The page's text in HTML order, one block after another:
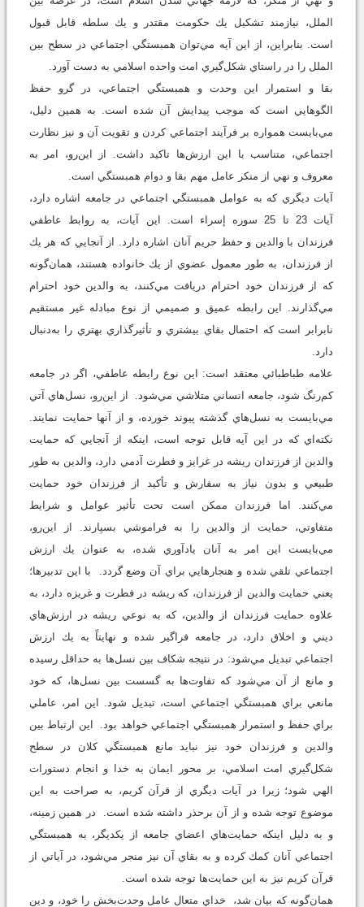
الملل، نيازمند تشكيل يك حكومت مقتدر و يك سلطه قابل قبول
است. بنابراين، از اين آيه مي‌توان همبستگي اجتماعي در سطح بين
الملل را در راستاي شكل‌گيري امت واحده اسلامي به دست آورد.
بقا و استمرار اين وحدت و همبستگي اجتماعي، در گرو حفظ
الگوهايي است كه موجب پيدايش آن شده است. به همين دليل،
مي‌بايست همواره بر فرآيند اجتماعي كردن و تقويت آن و نيز نظارت
اجتماعي، متناسب با اين ارزش‌ها تاكيد داشت. از اين‌رو، امر به
معروف و نهي از منكر عامل مهم بقا و دوام همبستگي است.
آيات ديگري كه به عوامل همبستگي اجتماعي در جامعه اشاره دارد،
آيات 23 تا 25 سوره إسراء است. اين آيات، به روابط عاطفي
فرزندان با والدين و حفظ حريم آنان اشاره دارد. از آنجايي كه هر يك
از فرزندان، به طور معمول عضوي از يك خانواده هستند، همان‌گونه
كه از فرزندان خود احترام دريافت مي‌كنند، به والدين خود احترام
مي‌گذارند. اين رابطه عميق و صميمي از نوع مبادله غير مستقيم
نابرابر است كه احتمال بقاي بيشتري و تأثير‌گذاري بهتري را به‌دنبال
دارد.
علامه طباطبائي معتقد است: اين نوع رابطه عاطفي، اگر در جامعه
كم‌‌رنگ شود، جامعه انساني متلاشي مي‌شود. از اين‌رو، نسل‌هاي آتي
مي‌بايست به نسل‌هاي گذشته پيوند خورده، و از آنها حمايت نمايند.
نكته‌اي كه در اين آيه قابل توجه است، اينكه از آنجايي كه حمايت
والدين از فرزندان ريشه در غرايز و فطرت آدمي دارد، والدين به طور
طبيعي و بدون نياز به سفارش و تأكيد از فرزندان خود حمايت
مي‌كنند. اما فرزندان ممكن است تحت تأثير عوامل و شرايط
متفاوتي، حمايت از والدين را به فراموشي بسپارند. از اين‌رو،
مي‌بايست اين امر به آنان يادآوري شده، به عنوان يك ارزش
اجتماعي تلقي شده و هنجارهايي براي آن وضع گردد. با اين تدبيرها؛
يعني حمايت والدين از فرزندان، كه ريشه در فطرت و غريزه دارد، به
علاوه حمايت فرزندان از والدين، كه به نوعي ريشه در ارزش‌هاي
ديني و اخلاق دارد، در جامعه فراگير شده و نهايتاً به يك ارزش
اجتماعي تبديل مي‌شود: در نتيجه شكاف بين نسل‌ها به حداقل رسيده
و مانع از آن مي‌شود كه تفاوت‌ها به گسست بين نسل‌ها، كه خود
مانعي براي همبستگي اجتماعي است، تبديل شود. اين امر، عاملي
براي حفظ و استمرار همبستگي اجتماعي خواهد بود. اين ارتباط بين
والدين و فرزندان خود نيز نبايد مانع همبستگي كلان در سطح
شكل‌گيري امت اسلامي، بر محور ايمان به خدا و انجام دستورات
الهي شود؛ زيرا در آيات ديگري از قرآن كريم، به صراحت به اين
موضوع توجه شده و از آن برحذر داشته شده است. در همين زمينه،
و به دليل اينكه حمايت‌هاي اعضاي جامعه از يكديگر، به همبستگي
اجتماعي آنان كمك كرده و به بقاي آن نيز منجر مي‌شود، در آياتي از
قرآن كريم نيز به اين حمايت‌ها توجه شده است.
همان‌گونه كه بيان شد، خداي متعال عامل وحدت‌بخش را خود، و دين